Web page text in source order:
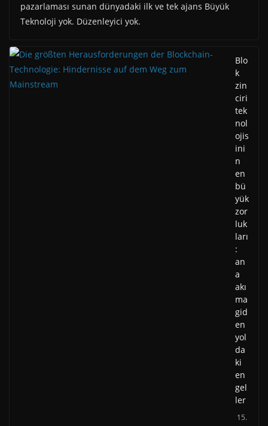
pazarlaması sunan dünyadaki ilk ve tek ajans Büyük
Teknoloji yok. Düzenleyici yok.
Blo
k
zin
ciri
tek
nol
ojis
ini
n
en
bü
yük
zor
luk
ları
:
an
a
akı
ma
gid
en
yol
da
ki
en
gel
ler
15.